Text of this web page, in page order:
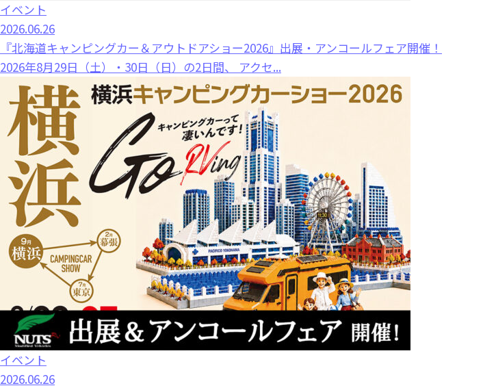
イベント
2026.06.26
『北海道キャンピングカー＆アウトドアショー2026』出展・アンコールフェア開催！
2026年8月29日（土）・30日（日）の2日間、 アクセ...
イベント
2026.06.26